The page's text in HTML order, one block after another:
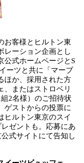
お客様とヒルトン東
レーション企画とし
公式ホームページとS
ーツと共に「マーブ
ほか、採用された方
、またはストロベリ
2名様）のご招待状
ゲストからの投票に
ヒルトン東京のスイ
ゼントも。応募にあ
式サイトにて告知し